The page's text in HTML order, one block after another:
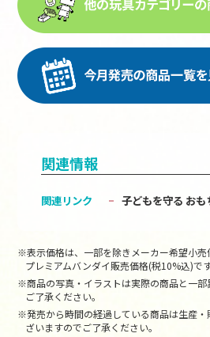
関連情報
関連リンク 子どもを守る お
※表示価格は、一部を除きメーカー希望小売
プレミアムバンダイ販売価格(税10%込)です
※商品の写真・イラストは実際の商品と一
ご了承ください。
※発売から時間の経過している商品は生産
ざいますのでご了承ください。